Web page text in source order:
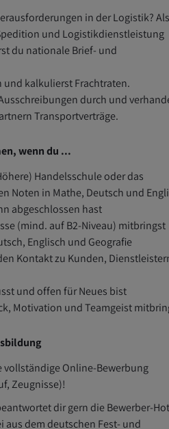
in der Logistik?
und Logistikdienstleistung
du nationale Brief- und
und kalkulierst Frachtraten.
durch und
Transportverträge.
wenn du ...
Handelsschule oder das
Noten in Mathe, Deutsch und
abgeschlossen hast
(mind. auf B2-Niveau) mitbringst
Englisch und Geografie
Kontakt zu Kunden,
und offen für Neues bist
Motivation und Teamgeist
vollständige Online-Bewerbung
Zeugnisse)!
dir gern die Bewerber-
aus dem deutschen Fest- und